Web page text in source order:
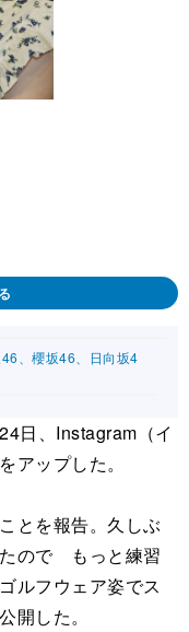
、櫻坂46、日向坂4
日、Instagram（イ
アップした。
とを報告。久しぶ
ので もっと練習
ルフウェア姿でス
開した。